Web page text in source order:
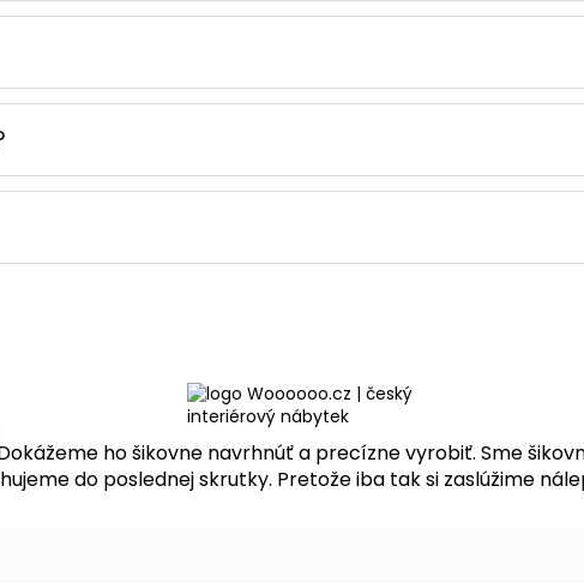
ho šikovne navrhnúť a precízne vyrobiť. Sme
do poslednej skrutky. Pretože iba tak si zaslúžime